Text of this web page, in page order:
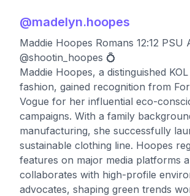
@madelyn.hoopes
Maddie Hoopes Romans 12:12 PSU
@shootin_hoopes 💍
Maddie Hoopes, a distinguished
fashion, gained recognition from
Vogue for her influential eco-
campaigns. With a family
manufacturing, she successfully
sustainable clothing line. Hoopes
features on major media platforms
collaborates with high-profile
advocates, shaping green trends